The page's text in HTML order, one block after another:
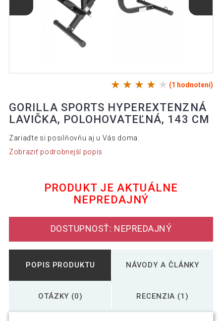
(1 hodnotení)
GORILLA SPORTS HYPEREXTENZNÁ
LAVIČKA, POLOHOVATEĽNÁ, 143 CM
Zariaďte si posilňovňu aj u Vás doma.
Zobraziť podrobnejší popis
PRODUKT JE AKTUÁLNE
NEPREDAJNÝ
DOSTUPNOSŤ: NEPREDAJNÝ
POPIS PRODUKTU NÁVODY A ČLÁNKY
OTÁZKY (0) RECENZIA (1)